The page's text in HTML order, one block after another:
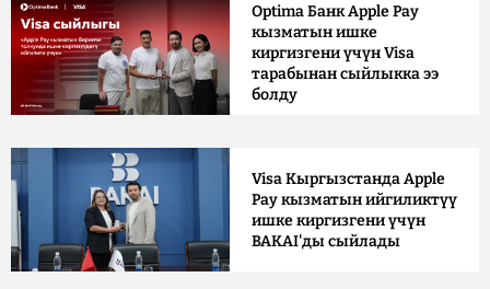
Optima Банк Apple Pay
кызматын ишке
киргизгени үчүн Visa
тарабынан сыйлыкка ээ
болду
Visa Кыргызстанда Apple
Pay кызматын ийгиликтүү
ишке киргизгени үчүн
BAKAI'ды сыйлады